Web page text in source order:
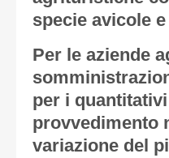
specie avicole
Per le aziende
per i
provvedimento
variazione del